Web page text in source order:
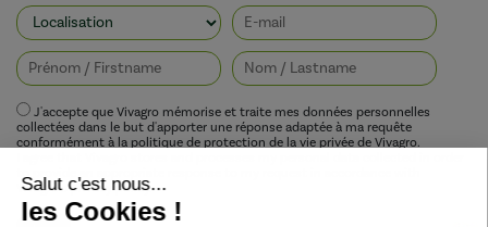
J'accepte que Vivagro mémorise et traite mes données personnelles
collectées dans le but d'apporter une réponse adaptée à ma requête
conformément à la politique de protection de la vie privée de Vivagro.
to provide an appropriate response to my request in accordance with
Vivagro's privacy policy.